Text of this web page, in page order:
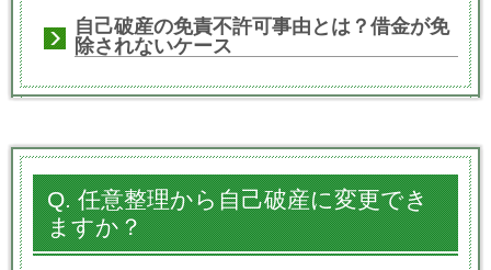
自己破産の免責不許可事由とは？借金が免
除されないケース
Q. 任意整理から自己破産に変更でき
ますか？